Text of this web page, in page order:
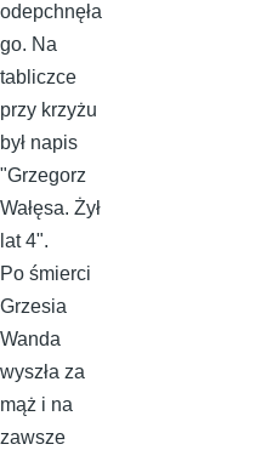
odepchnęła
go. Na
tabliczce
przy krzyżu
był napis
"Grzegorz
Wałęsa. Żył
lat 4".
Po śmierci
Grzesia
Wanda
wyszła za
mąż i na
zawsze